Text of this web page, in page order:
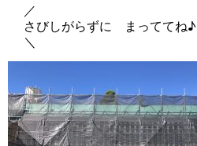
／
さびしがらずに まっててね♪
＼